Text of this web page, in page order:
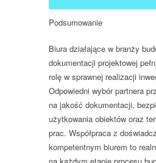
Podsumowanie
Biura działające w branży
dokumentacji projektowej
rolę w sprawnej realizacji
Odpowiedni wybór partnera
na jakość dokumentacji,
użytkowania obiektów oraz
prac. Współpraca z
kompetentnym biurem to